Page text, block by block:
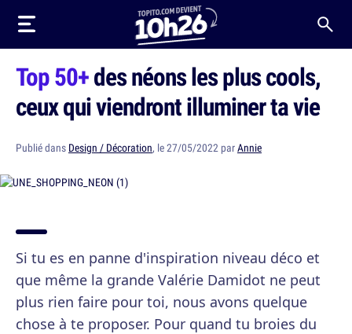
Top 50+des néons les plus cools,
ceux qui viendront illuminer ta vie
Publié dans Design / Décoration, le 27/05/2022 parAnnie
Si tu es en panne d'inspiration niveau déco et
que même la grande Valérie Damidot ne peut
plus rien faire pour toi, nous avons quelque
chose à te proposer. Pour quand tu broies du